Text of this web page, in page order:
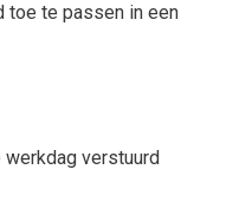
toe te passen in een
verstuurd